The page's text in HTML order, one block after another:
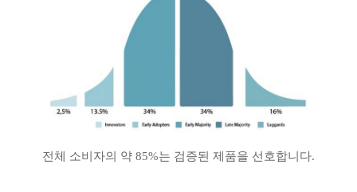
전체 소비자의 약 85%는 검증된 제품을 선호합니다.